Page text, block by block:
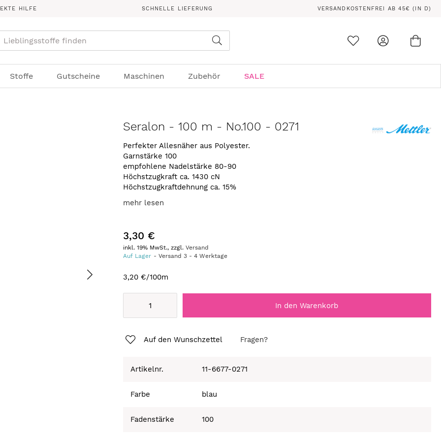
HILFE SCHNELLE LIEFERUNG VERSANDKOSTENFREI AB 45€ (IN D)
Stoffe Gutscheine Maschinen Zubehör SALE
Seralon - 100 m - No.100 - 0271
Perfekter Allesnäher aus Polyester.
Garnstärke 100
empfohlene Nadelstärke 80-90
Höchstzugkraft ca. 1430 cN
Höchstzugkraftdehnung ca. 15%
mehr lesen
3,30 €
inkl. 19% MwSt., zzgl.Versand
Auf Lager
Versand3 -4 Werktage
3,20 €/100m
In den Warenkorb
Auf den Wunschzettel Fragen?
Artikelnr. 11-6677-0271
Farbe blau
Fadenstärke 100